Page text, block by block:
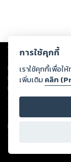
Copyright © 2026
ต่อผลงานหรือเนื้อหาใด
ทรัพย์สินทางปัญญาขอ
ทุกท่านโปรดใช้วิจารณ
หนึ่งส่วนใดขัดต่อกฎหม
ดำเนินการในทันที ทั้ง
ลิขสิทธิ์ พ.ศ. 2537 (ฉบับ
For support:
Version
การใช้คุกกี้
เราใช้คุกกี้เพื่อ
เพิ่มเติม คลิก